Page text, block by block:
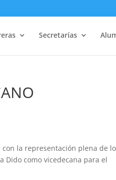
Secretarías
con la representación plena de
Dido como vicedecana para el